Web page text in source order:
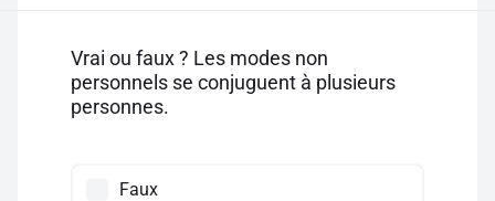
Vrai ou faux ? Les modes non
personnels se conjuguent à plusieurs
personnes.
Faux